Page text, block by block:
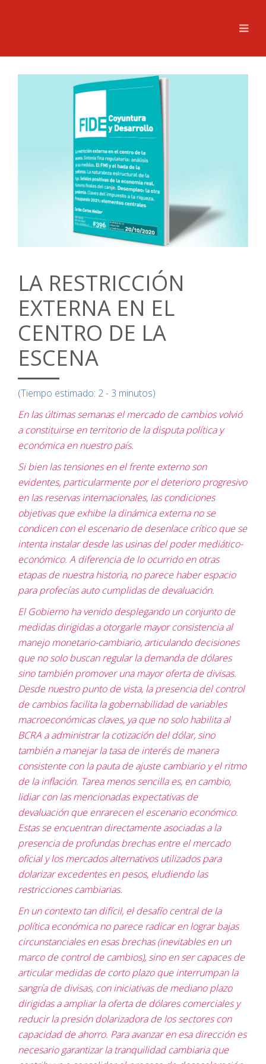
LA RESTRICCIÓN
EXTERNA EN EL
CENTRO DE LA
ESCENA
(Tiempo estimado: 2 - 3 minutos)
En las últimas semanas el mercado de cambios volvió
a constituirse en territorio de la disputa política y
económica en nuestro país.
Si bien las tensiones en el frente externo son
evidentes, particularmente por el deterioro progresivo
en las reservas internacionales, las condiciones
objetivas que exhibe la dinámica externa no se
condicen con el escenario de desenlace crítico que se
intenta instalar desde las usinas del poder mediático-
económico. A diferencia de lo ocurrido en otras
etapas de nuestra historia, no parece haber espacio
para profecías auto cumplidas de devaluación.
El Gobierno ha venido desplegando un conjunto de
medidas dirigidas a otorgarle mayor consistencia al
manejo monetario-cambiario, articulando decisiones
que no solo buscan regular la demanda de dólares
sino también promover una mayor oferta de divisas.
Desde nuestro punto de vista, la presencia del control
de cambios facilita la gobernabilidad de variables
macroeconómicas claves, ya que no solo habilita al
BCRA a administrar la cotización del dólar, sino
también a manejar la tasa de interés de manera
consistente con la pauta de ajuste cambiario y el ritmo
de la inflación. Tarea menos sencilla es, en cambio,
lidiar con las mencionadas expectativas de
devaluación que enrarecen el escenario económico.
Estas se encuentran directamente asociadas a la
presencia de profundas brechas entre el mercado
oficial y los mercados alternativos utilizados para
dolarizar excedentes en pesos, eludiendo las
restricciones cambiarias.
En un contexto tan difícil, el desafío central de la
política económica no parece radicar en lograr bajas
circunstanciales en esas brechas (inevitables en un
marco de control de cambios), sino en ser capaces de
articular medidas de corto plazo que interrumpan la
sangría de divisas, con iniciativas de mediano plazo
dirigidas a ampliar la oferta de dólares comerciales y
reducir la presión dolarizadora de los sectores con
capacidad de ahorro. Para avanzar en esa dirección es
necesario garantizar la tranquilidad cambiaria que